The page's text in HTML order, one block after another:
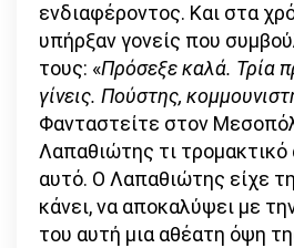
ενδιαφέροντος. Και στα
υπήρξαν γονείς που
τους: «Πρόσεξε καλά. Τρία
γίνεις. Πούστης,
Φανταστείτε στον
Λαπαθιώτης τι τρομακτικό
αυτό. Ο Λαπαθιώτης είχε
κάνει, να αποκαλύψει με
του αυτή μια αθέατη όψη